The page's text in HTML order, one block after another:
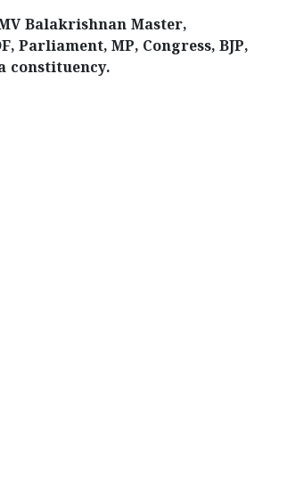
Balakrishnan Master,
Parliament, MP, Congress, BJP,
constituency.